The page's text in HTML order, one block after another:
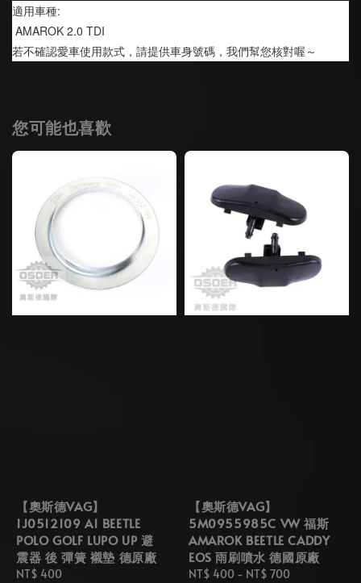
適用車種:
AMAROK 2.0 TDI
若不確認愛車使用款式，請提供車身號碼，我們幫您核對喔～
您可能也喜歡
【奧斯德VAG】
1J0512109 A1 BEETLE
POLO GOLF LUPO UP 避
震器 後 彈簧 襯墊 德原廠
Regular
NT$ 400
【奧斯德VAG】
5M0955985C VW 福斯
AMAROK BEETLE CADDY
EOS 雨刷噴水 德國原廠
Regular
NT$ 400 - NT$ 700